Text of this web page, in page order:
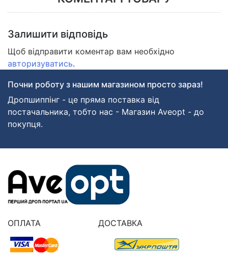
Залишити відповідь
Щоб відправити коментар вам необхідно
авторизуватись.
Почни роботу з нашим магазином просто зараз!
Дропшиппінг - це пряма поставка від
постачальника, тобто нас - Магазин Aveopt - до
покупця.
ОПЛАТА ДОСТАВКА